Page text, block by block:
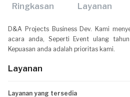
Ringkasan Layanan
D&A Projects Business Dev. Kami
acara anda, Seperti Event ulang
Kepuasan anda adalah prioritas kami.
Layanan
Layanan yang tersedia